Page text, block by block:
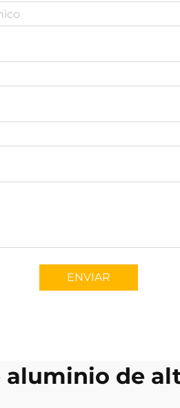
ENVIAR
aluminio de